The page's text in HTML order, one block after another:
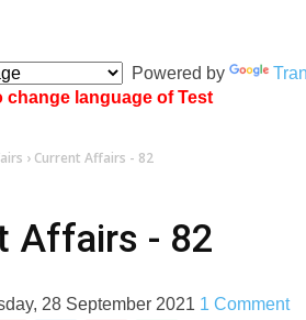
Powered by
change language of Test
› Current Affairs - 82
Affairs - 82
28 September 2021 1 Comment